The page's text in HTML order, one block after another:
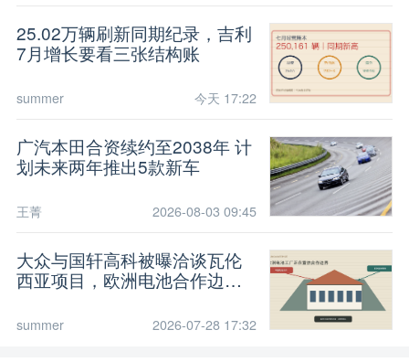
25.02万辆刷新同期纪录，吉利
7月增长要看三张结构账
summer 今天 17:22
广汽本田合资续约至2038年 计
划未来两年推出5款新车
王菁 2026-08-03 09:45
大众与国轩高科被曝洽谈瓦伦
西亚项目，欧洲电池合作边界
summer 2026-07-28 17:32